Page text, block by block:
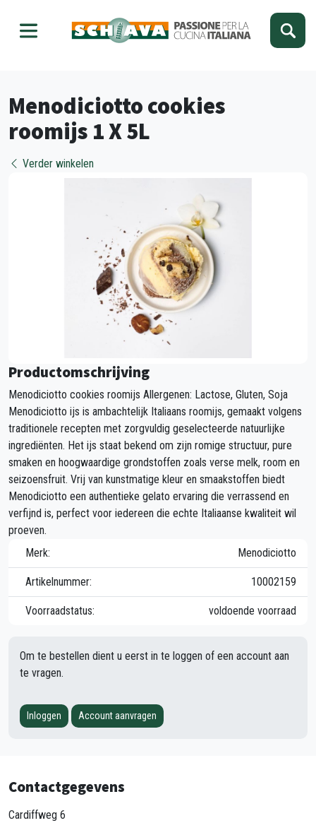
Menodiciotto cookies
roomijs 1 X 5L
Verder winkelen
Productomschrijving
Menodiciotto cookies roomijs Allergenen: Lactose, Gluten, Soja
Menodiciotto ijs is ambachtelijk Italiaans roomijs, gemaakt volgens
traditionele recepten met zorgvuldig geselecteerde natuurlijke
ingrediënten. Het ijs staat bekend om zijn romige structuur, pure
smaken en hoogwaardige grondstoffen zoals verse melk, room en
seizoensfruit. Vrij van kunstmatige kleur en smaakstoffen biedt
Menodiciotto een authentieke gelato ervaring die verrassend en
verfijnd is, perfect voor iedereen die echte Italiaanse kwaliteit wil
proeven.
Merk:
Menodiciotto
Artikelnummer: 10002159
Voorraadstatus: voldoende voorraad
Om te bestellen dient u eerst in te loggen of een account aan
te vragen.
Inloggen Account aanvragen
Contactgegevens
Cardiffweg 6